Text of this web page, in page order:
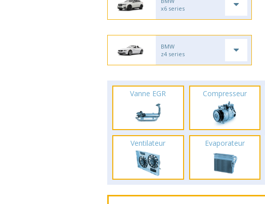
x6 series
BMW
z4 series
Vanne EGR Compresseur
Ventilateur Evaporateur